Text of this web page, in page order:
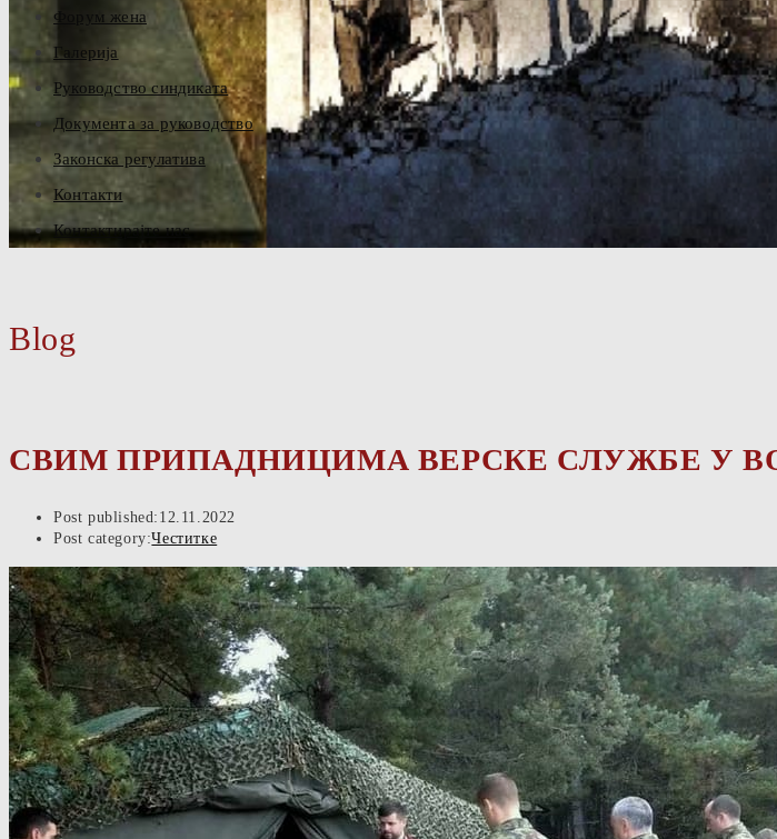
Форум жена
Галерија
Руководство синдиката
Документа за руководство
Законска регулатива
Контакти
Контактирајте нас
Blog
СВИМ ПРИПАДНИЦИМА ВЕРСКЕ СЛУЖБЕ У
Post published: 12.11.2022
Post category:Честитке